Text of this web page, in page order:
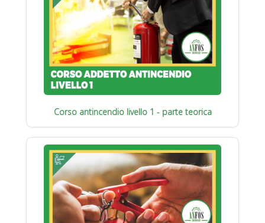
Corso antincendio livello 1 - parte teorica